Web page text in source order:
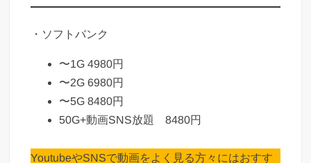
・ソフトバンク
〜1G 4980円
〜2G 6980円
〜5G 8480円
50G+動画SNS放題 8480円
YoutubeやSNSで動画をよく見る方々にはおすす